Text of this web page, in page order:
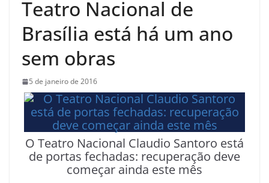
Teatro Nacional de
Brasília está há um ano
sem obras
5 de janeiro de 2016
O Teatro Nacional Claudio Santoro está
de portas fechadas: recuperação deve
começar ainda este mês